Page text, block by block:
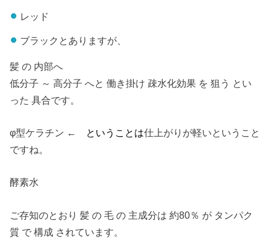
レッド
ブラックとありますが、
髪 の 内部へ
低分子 ～ 高分子 へと 働き掛け 疎水化効果 を 狙う とい
った 具合です。
φ型ケラチン ← ということは仕上がりが軽いということ
ですね。
酵素水
ご存知のとおり 髪 の 毛 の 主成分は 約80％ が タンパク
質 で 構成 されています。